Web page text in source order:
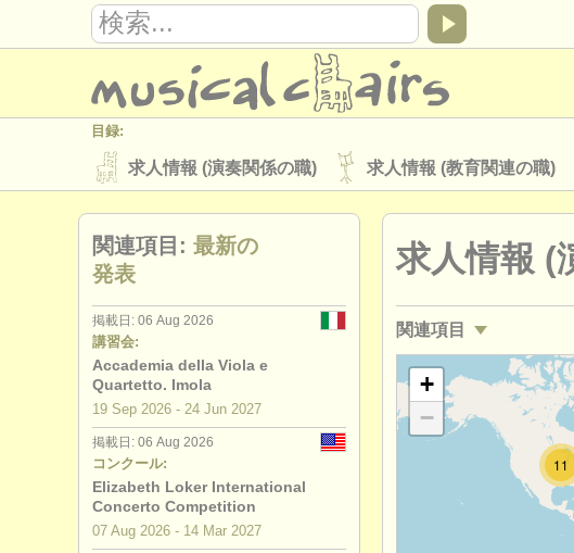
目録:
求人情報 (演奏関係の職) 求人情報 (教育関連の職)
楽器の販売 盗まれた楽器
ディレクトリー:
musicalchairs:
musicalchairsについて お問い合わせ rss
出版社:
掲載方法 find out about our ATS ATS faq
求人情報 (
関連項目
求人情報 (教育関連の
講習会: ヴィオラ (18)
講習会: baroque viola
degree courses: ヴィ
11
+
−
関連項目: 最新の
発表
掲載日: 06 Aug 2026
講習会:
Accademia della Viola e
Quartetto. Imola
19 Sep 2026 - 24 Jun 2027
掲載日: 06 Aug 2026
コンクール:
Elizabeth Loker International
Concerto Competition
07 Aug 2026 - 14 Mar 2027